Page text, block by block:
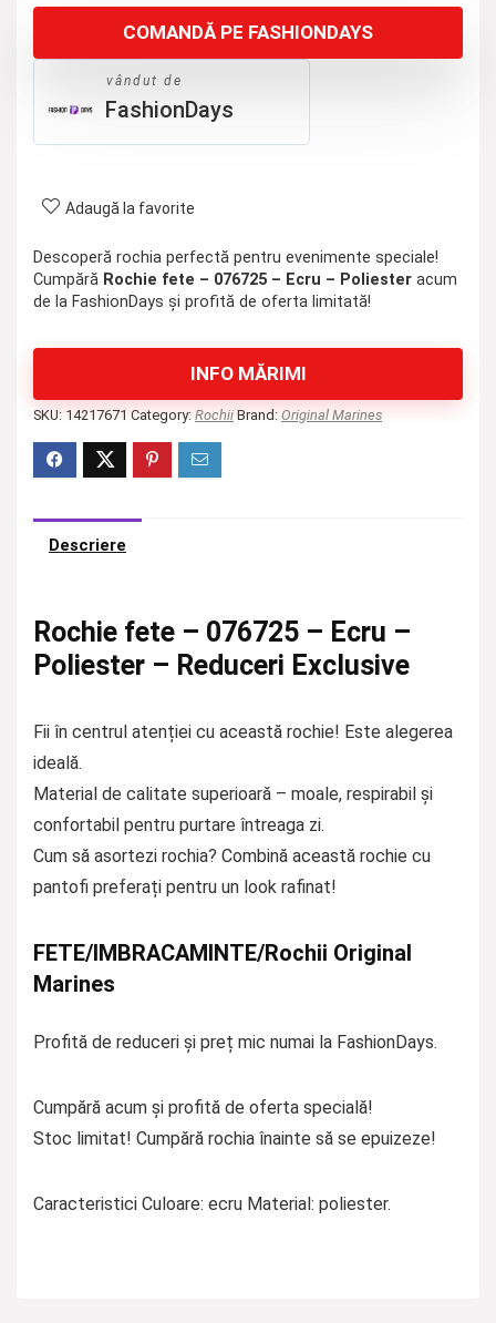
a
fost:
158 lei.
este:
99 lei.
COMANDĂ PE FASHIONDAYS
vândut de
FashionDays
Adaugă la favorite
Descoperă rochia perfectă pentru evenimente speciale!
Cumpără Rochie fete – 076725 – Ecru – Poliester acum
de la FashionDays și profită de oferta limitată!
INFO MĂRIMI
SKU: 14217671 Category: Rochii Brand: Original Marines
Descriere
Rochie fete – 076725 – Ecru –
Poliester – Reduceri Exclusive
Fii în centrul atenției cu această rochie! Este alegerea
ideală.
Material de calitate superioară – moale, respirabil și
confortabil pentru purtare întreaga zi.
Cum să asortezi rochia? Combină această rochie cu
pantofi preferați pentru un look rafinat!
FETE/IMBRACAMINTE/Rochii Original
Marines
Profită de reduceri și preț mic numai la FashionDays.
Cumpără acum și profită de oferta specială!
Stoc limitat! Cumpără rochia înainte să se epuizeze!
Caracteristici Culoare: ecru Material: poliester.